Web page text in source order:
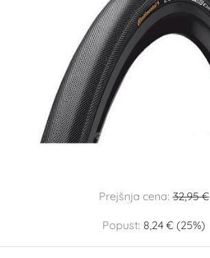
Prejšnja cena: 32,95 €
Popust: 8,24 € (25%)